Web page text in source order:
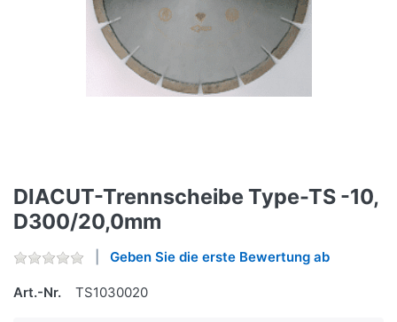
DIACUT-Trennscheibe Type-TS -10,
D300/20,0mm
Geben Sie die erste Bewertung ab
Art.-Nr. TS1030020